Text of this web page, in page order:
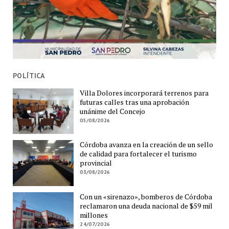
POLÍTICA
Villa Dolores incorporará terrenos para
futuras calles tras una aprobación
unánime del Concejo
05/08/2026
Córdoba avanza en la creación de un sello
de calidad para fortalecer el turismo
provincial
03/08/2026
Con un «sirenazo», bomberos de Córdoba
reclamaron una deuda nacional de $59 mil
millones
24/07/2026